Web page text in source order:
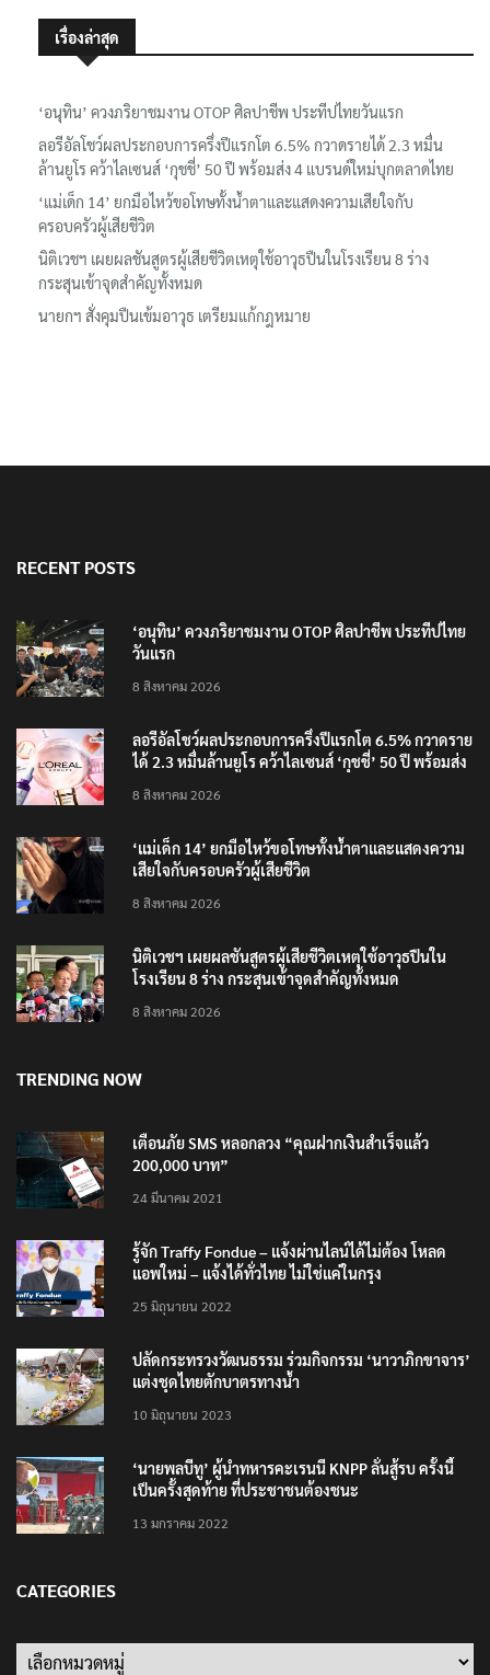
เรื่องล่าสุด
‘อนุทิน’ ควงภริยาชมงาน OTOP ศิลปาชีพ ประทีปไทยวันแรก
ลอรีอัลโชว์ผลประกอบการครึ่งปีแรกโต 6.5% กวาดรายได้ 2.3 หมื่น
ล้านยูโร คว้าไลเซนส์ ‘กุชชี่’ 50 ปี พร้อมส่ง 4 แบรนด์ใหม่บุกตลาดไทย
‘แม่เด็ก 14’ ยกมือไหว้ขอโทษทั้งน้ำตาและแสดงความเสียใจกับ
ครอบครัวผู้เสียชีวิต
นิติเวชฯ เผยผลชันสูตรผู้เสียชีวิตเหตุใช้อาวุธปืนในโรงเรียน 8 ร่าง
กระสุนเข้าจุดสำคัญทั้งหมด
นายกฯ สั่งคุมปืนเข้มอาวุธ เตรียมแก้กฎหมาย
RECENT POSTS
‘อนุทิน’ ควงภริยาชมงาน OTOP ศิลปาชีพ ประทีปไทย
วันแรก
8 สิงหาคม 2026
ลอรีอัลโชว์ผลประกอบการครึ่งปีแรกโต 6.5% กวาดราย
ได้ 2.3 หมื่นล้านยูโร คว้าไลเซนส์ ‘กุชชี่’ 50 ปี พร้อมส่ง
8 สิงหาคม 2026
‘แม่เด็ก 14’ ยกมือไหว้ขอโทษทั้งน้ำตาและแสดงความ
เสียใจกับครอบครัวผู้เสียชีวิต
8 สิงหาคม 2026
นิติเวชฯ เผยผลชันสูตรผู้เสียชีวิตเหตุใช้อาวุธปืนใน
โรงเรียน 8 ร่าง กระสุนเข้าจุดสำคัญทั้งหมด
8 สิงหาคม 2026
TRENDING NOW
เตือนภัย SMS หลอกลวง “คุณฝากเงินสำเร็จแล้ว
200,000 บาท”
24 มีนาคม 2021
รู้จัก Traffy Fondue – แจ้งผ่านไลน์ได้ไม่ต้อง โหลด
แอพใหม่ – แจ้งได้ทั่วไทย ไม่ใช่แค่ในกรุง
25 มิถุนายน 2022
ปลัดกระทรวงวัฒนธรรม ร่วมกิจกรรม ‘นาวาภิกขาจาร’
แต่งชุดไทยตักบาตรทางน้ำ
10 มิถุนายน 2023
‘นายพลบีทู’ ผู้นำทหารคะเรนนี KNPP ลั่นสู้รบ ครั้งนี้
เป็นครั้งสุดท้าย ที่ประชาชนต้องชนะ
13 มกราคม 2022
CATEGORIES
Categories